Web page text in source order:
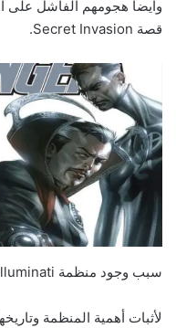
قصة Secret Invasion.
سبب وجود منظمة Illuminati:
لأثبات أهمية المنظمة